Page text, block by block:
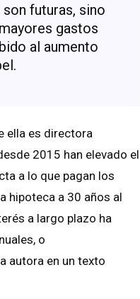
futuras, sino
gastos
al aumento
ella es directora
2015 han elevado el
a lo que pagan los
hipoteca a 30 años al
a largo plazo ha
o
autora en un texto